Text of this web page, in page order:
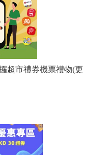
超市禮券機票禮物(更